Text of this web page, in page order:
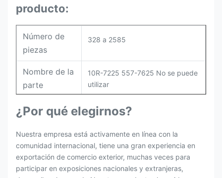
producto:
Número de
piezas
328 a 2585
Nombre de la
parte
10R-7225 557-7625 No se puede
utilizar
Pago L/C, T/T
El original / Netural
¿Por qué elegirnos?
Nuestra empresa está activamente en línea con la
comunidad internacional, tiene una gran experiencia en
exportación de comercio exterior, muchas veces para
participar en exposiciones nacionales y extranjeras,